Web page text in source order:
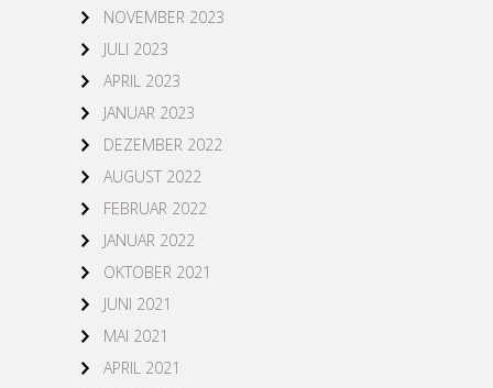
NOVEMBER 2023
JULI 2023
APRIL 2023
JANUAR 2023
DEZEMBER 2022
AUGUST 2022
FEBRUAR 2022
JANUAR 2022
OKTOBER 2021
JUNI 2021
MAI 2021
APRIL 2021